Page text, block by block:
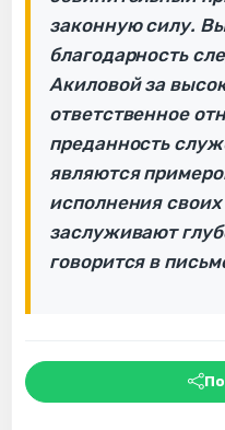
законную силу.
благодарность
Акиловой за
ответственное
преданность
являются
исполнения
заслуживают
говорится в